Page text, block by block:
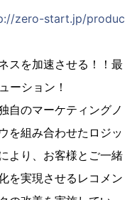
zero-start.jp/produc
スを加速させる！！最
ーション！
自のマーケティングノ
を組み合わせたロジッ
より、お客様とご一緒
を実現させるレコメン